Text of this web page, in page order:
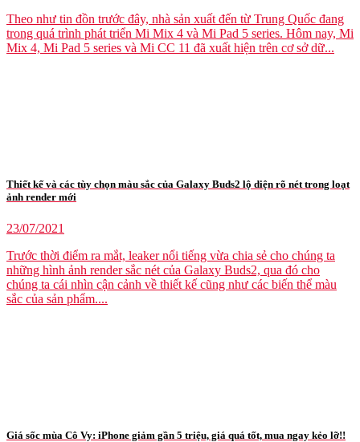
Theo như tin đồn trước đây, nhà sản xuất đến từ Trung Quốc đang
trong quá trình phát triển Mi Mix 4 và Mi Pad 5 series. Hôm nay, Mi
Mix 4, Mi Pad 5 series và Mi CC 11 đã xuất hiện trên cơ sở dữ...
Thiết kế và các tùy chọn màu sắc của Galaxy Buds2 lộ diện rõ nét trong loạt
ảnh render mới
23/07/2021
Trước thời điểm ra mắt, leaker nổi tiếng vừa chia sẻ cho chúng ta
những hình ảnh render sắc nét của Galaxy Buds2, qua đó cho
chúng ta cái nhìn cận cảnh về thiết kế cũng như các biến thể màu
sắc của sản phẩm....
Giá sốc mùa Cô Vy: iPhone giảm gần 5 triệu, giá quá tốt, mua ngay kẻo lỡ!!